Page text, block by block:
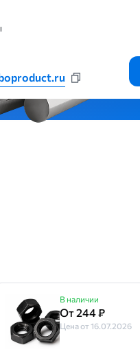
В наличии
От 244 ₽
Цена от 16.07.2026